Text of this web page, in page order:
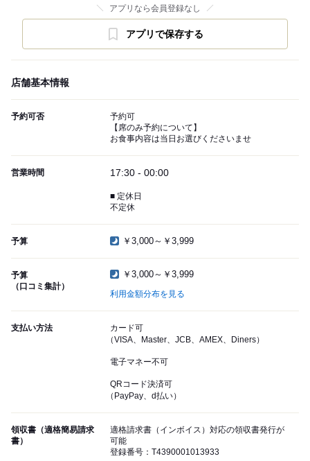
アプリなら会員登録なし
アプリで保存する
店舗基本情報
予約可否
予約可
【席のみ予約について】
お食事内容は当日お選びくださいませ
営業時間 17:30 - 00:00
■ 定休日
不定休
予算 ￥3,000～￥3,999
予算
（口コミ集計）
￥3,000～￥3,999
利用金額分布を見る
支払い方法
カード可
（VISA、Master、JCB、AMEX、Diners）
電子マネー不可
QRコード決済可
（PayPay、d払い）
領収書（適格簡易請求
書）
適格請求書（インボイス）対応の領収書発行が
可能
登録番号：T4390001013933